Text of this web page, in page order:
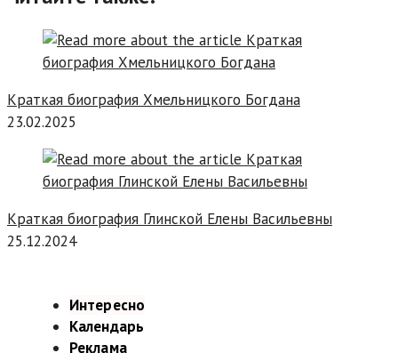
Краткая биография Хмельницкого Богдана
23.02.2025
Краткая биография Глинской Елены Васильевны
25.12.2024
Интересно
Календарь
Реклама